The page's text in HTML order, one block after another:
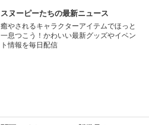
スヌーピーたちの最新ニュース
癒やされるキャラクターアイテムでほっと
一息つこう！かわいい最新グッズやイベン
ト情報を毎日配信